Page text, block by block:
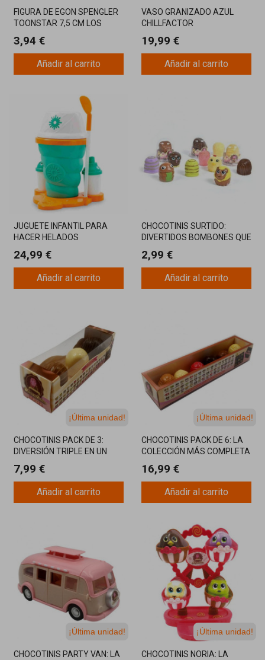
FIGURA DE EGON SPENGLER
TOONSTAR 7,5 CM LOS
3,94 €
Añadir al carrito
VASO GRANIZADO AZUL
CHILLFACTOR
REUTILIZABLE
19,99 €
Añadir al carrito
JUGUETE INFANTIL PARA
HACER HELADOS
HELADO DE BANDAI
24,99 €
Añadir al carrito
CHOCOTINIS SURTIDO:
DIVERTIDOS BOMBONES QUE
MASCOTAS
2,99 €
Añadir al carrito
¡Última unidad!
CHOCOTINIS PACK DE 3:
DIVERSIÓN TRIPLE EN UN
7,99 €
Añadir al carrito
¡Última unidad!
CHOCOTINIS PACK DE 6: LA
COLECCIÓN MÁS COMPLETA
16,99 €
Añadir al carrito
¡Última unidad!
CHOCOTINIS PARTY VAN: LA
¡Última unidad!
CHOCOTINIS NORIA: LA